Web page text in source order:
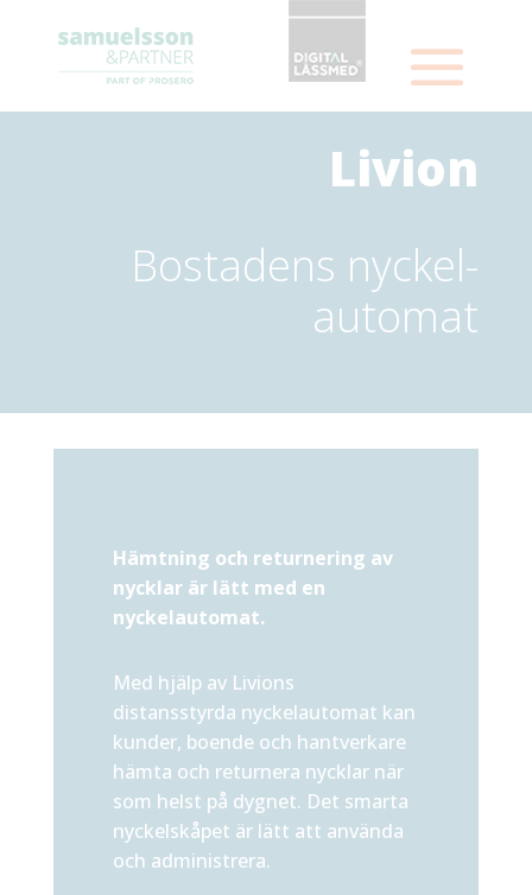
Livion
Bostadens nyckel-
automat
Hämtning och returnering av
nycklar är lätt med en
nyckelautomat.
Med hjälp av Livions
distansstyrda nyckelautomat kan
kunder, boende och hantverkare
hämta och returnera nycklar när
som helst på dygnet. Det smarta
nyckelskåpet är lätt att använda
och administrera.